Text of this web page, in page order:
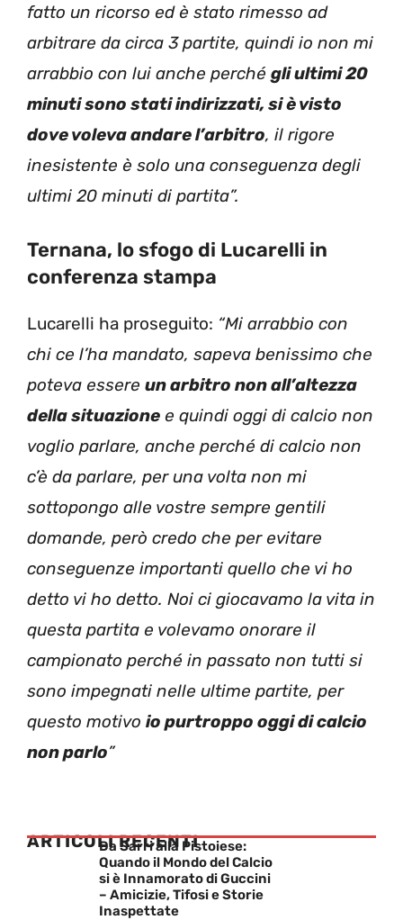
fatto un ricorso ed è stato rimesso ad
arbitrare da circa 3 partite, quindi io non mi
arrabbio con lui anche perché gli ultimi 20
minuti sono stati indirizzati, si è visto
dove voleva andare l’arbitro, il rigore
inesistente è solo una conseguenza degli
ultimi 20 minuti di partita”.
Ternana, lo sfogo di Lucarelli in
conferenza stampa
Lucarelli ha proseguito: “Mi arrabbio con
chi ce l’ha mandato, sapeva benissimo che
poteva essere un arbitro non all’altezza
della situazione e quindi oggi di calcio non
voglio parlare, anche perché di calcio non
c’è da parlare, per una volta non mi
sottopongo alle vostre sempre gentili
domande, però credo che per evitare
conseguenze importanti quello che vi ho
detto vi ho detto. Noi ci giocavamo la vita in
questa partita e volevamo onorare il
campionato perché in passato non tutti si
sono impegnati nelle ultime partite, per
questo motivo io purtroppo oggi di calcio
non parlo”
ARTICOLI RECENTI
Da Sarri alla Pistoiese:
Quando il Mondo del Calcio
si è Innamorato di Guccini
– Amicizie, Tifosi e Storie
Inaspettate